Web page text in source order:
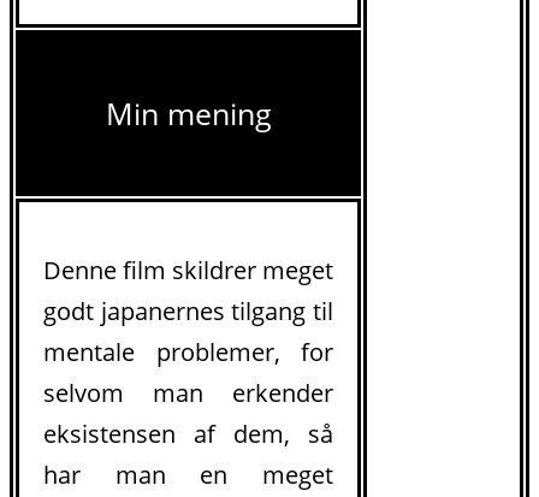
Min mening
Denne film skildrer meget
godt japanernes tilgang til
mentale problemer, for
selvom man erkender
eksistensen af dem, så
har man en meget